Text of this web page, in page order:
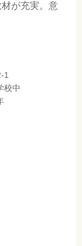
が充実。意
1
校中